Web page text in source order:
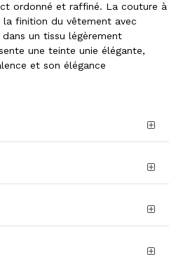
ordonné et raffiné. La couture à
finition du vêtement avec
un tissu légèrement
une teinte unie élégante,
et son élégance